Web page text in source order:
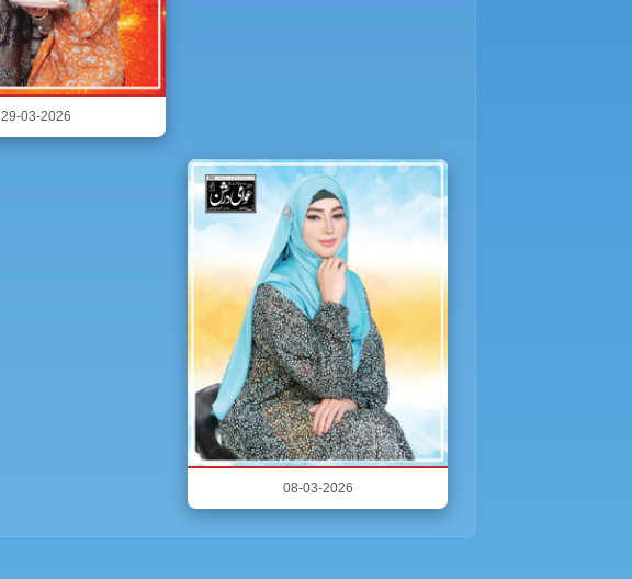
29-03-2026
08-03-2026